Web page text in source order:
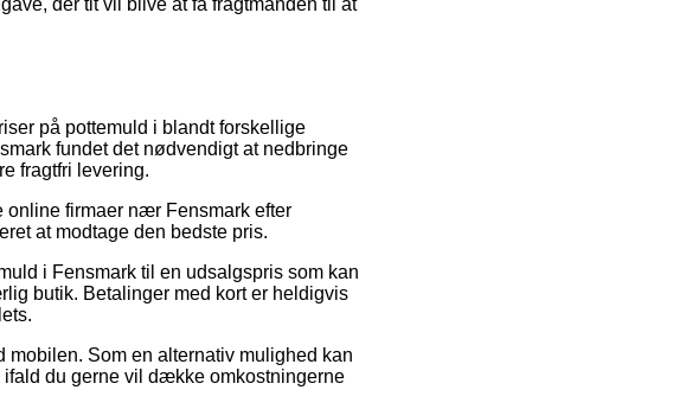
på pottemuld i blandt forskellige
fundet det nødvendigt at nedbringe
fragtfri levering.
online firmaer nær Fensmark efter
at modtage den bedste pris.
i Fensmark til en udsalgspris som kan
butik. Betalinger med kort er heldigvis
Som en alternativ mulighed kan
du gerne vil dække omkostningerne